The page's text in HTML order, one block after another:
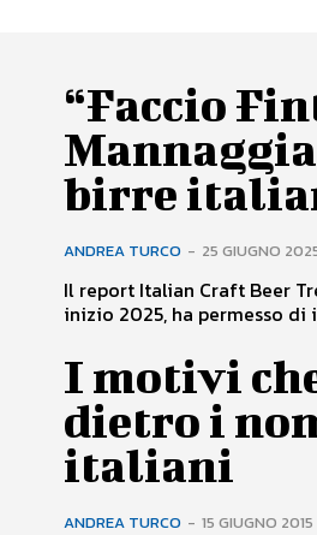
“Faccio
birre
ANDREA TURCO - 25 GIUGNO
Il report Italian Craft Beer
inizio 2025, ha permesso di
I motivi
dietro i
italiani
ANDREA TURCO - 15 GIUGNO 2015